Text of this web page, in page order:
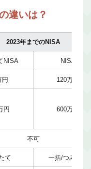
違いは？
2023年までのNISA
NISA NISA
円 120万円
円 600万円
不可
て 一括/つみたて